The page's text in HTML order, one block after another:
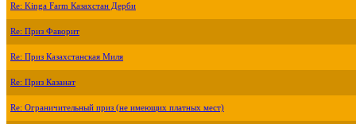
Re: Kinga Farm Казахстан Дерби
Re: Приз Фаворит
Re: Приз Казахстанская Миля
Re: Приз Казанат
Re: Ограничительный приз (не имеющих платных мест)